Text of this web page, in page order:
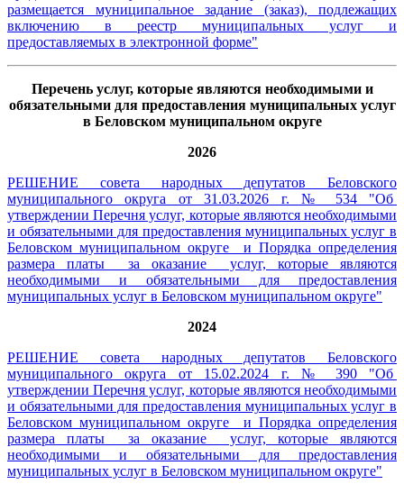
размещается муниципальное задание (заказ), подлежащих
включению в реестр муниципальных услуг и
предоставляемых в электронной форме"
Перечень услуг, которые являются необходимыми и
обязательными для предоставления муниципальных услуг
в Беловском муниципальном округе
2026
РЕШЕНИЕ совета народных депутатов Беловского
муниципального округа от 31.03.2026 г. № 534 "Об
утверждении Перечня услуг, которые являются необходимыми
и обязательными для предоставления муниципальных услуг в
Беловском муниципальном округе и Порядка определения
размера платы за оказание услуг, которые являются
необходимыми и обязательными для предоставления
муниципальных услуг в Беловском муниципальном округе"
2024
РЕШЕНИЕ совета народных депутатов Беловского
муниципального округа от 15.02.2024 г. № 390 "Об
утверждении Перечня услуг, которые являются необходимыми
и обязательными для предоставления муниципальных услуг в
Беловском муниципальном округе и Порядка определения
размера платы за оказание услуг, которые являются
необходимыми и обязательными для предоставления
муниципальных услуг в Беловском муниципальном округе"